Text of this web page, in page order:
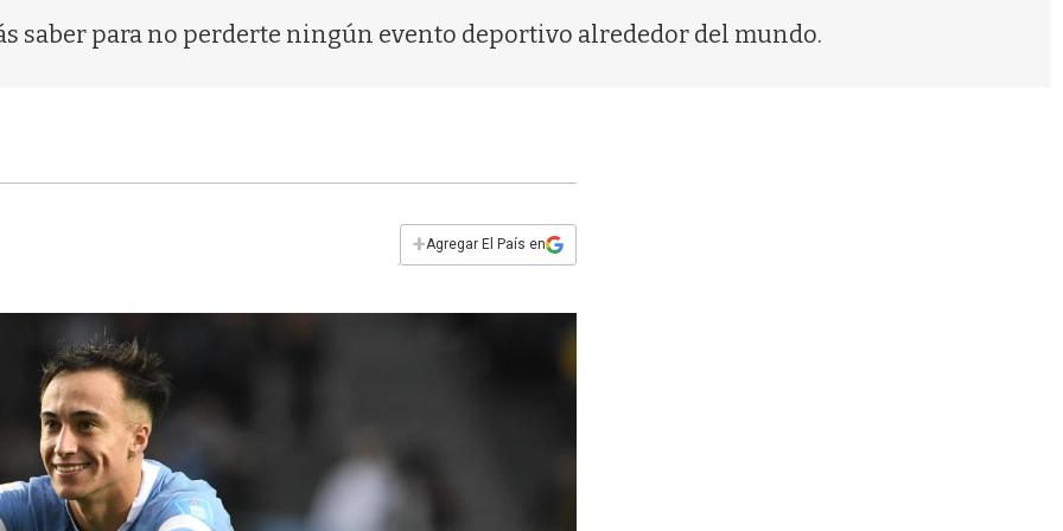
saber para no perderte ningún evento deportivo alrededor del mundo.
+Agregar El País en